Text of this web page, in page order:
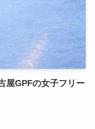
屋GPFの女子フリー